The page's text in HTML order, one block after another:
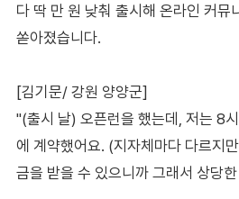
다 딱 만 원 낮춰 출시해 온라인 커뮤
쏟아졌습니다.
[김기문/ 강원 양양군]
"(출시 날) 오픈런을 했는데, 저는 8
에 계약했어요. (지자체마다 다르지
금을 받을 수 있으니까 그래서 상당